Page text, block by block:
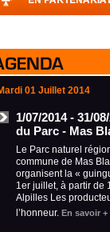
01 Juillet 2014
1/07/2014 - 31/
du Parc - Mas
Le Parc naturel
commune de Mas
organisent la «
1er juillet, à partir de
Alpilles Les
l’honneur. En savoir +